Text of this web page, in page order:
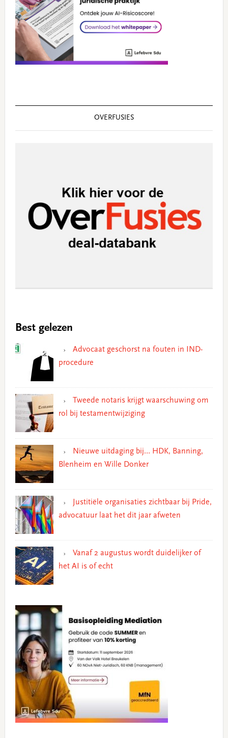
OVERFUSIES
Best gelezen
Advocaat geschorst na fouten in IND-
procedure
Tweede notaris krijgt waarschuwing om
rol bij testamentwijziging
Nieuwe uitdaging bij… HDK, Banning,
Blenheim en Wille Donker
Justitiële organisaties zichtbaar bij Pride,
advocatuur laat het dit jaar afweten
Vanaf 2 augustus wordt duidelijker of
het AI is of echt